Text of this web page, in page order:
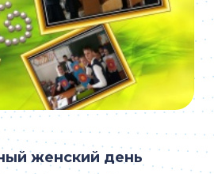
женский день